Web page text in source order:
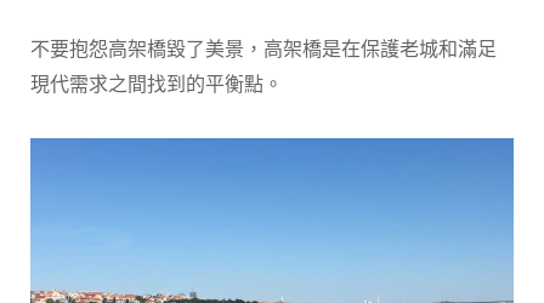
不要抱怨高架橋毀了美景，高架橋是在保護老城和滿足
現代需求之間找到的平衡點。